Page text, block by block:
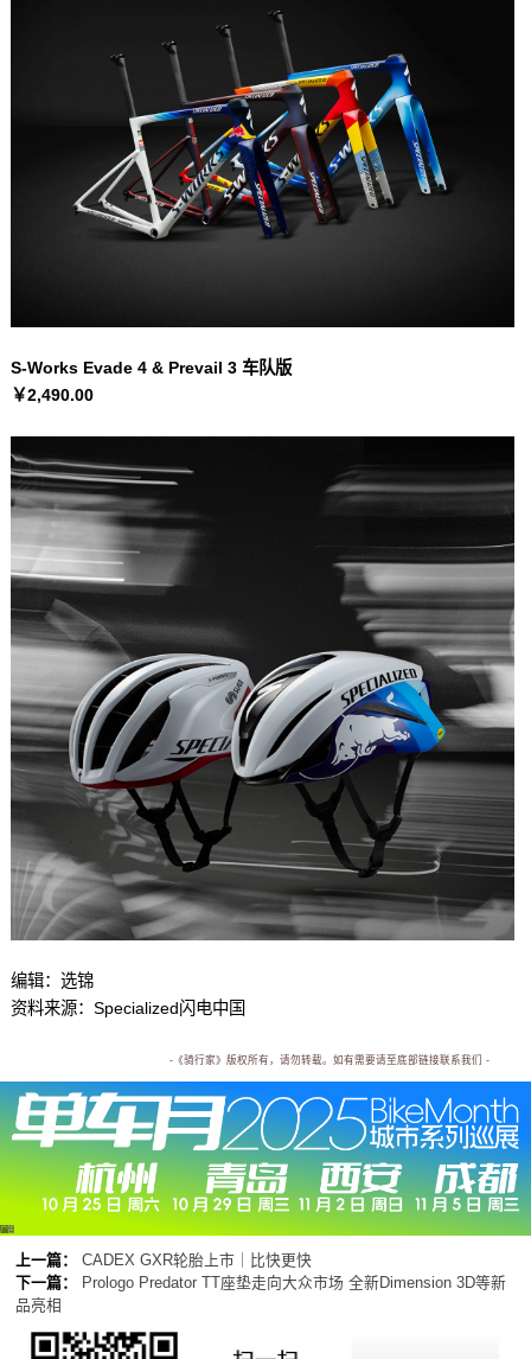
S-Works Evade 4 & Prevail 3 车队版
￥2,490.00
编辑：选锦
资料来源：Specialized闪电中国
-《骑行家》版权所有，请勿转载。如有需要请至底部链接联系我们 -
广告
上一篇：
CADEX GXR轮胎上市｜比快更快
下一篇：
Prologo Predator TT座垫走向大众市场 全新Dimension 3D等新
品亮相